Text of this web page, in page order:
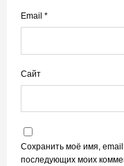
Email *
Сайт
Сохранить моё имя,
последующих моих